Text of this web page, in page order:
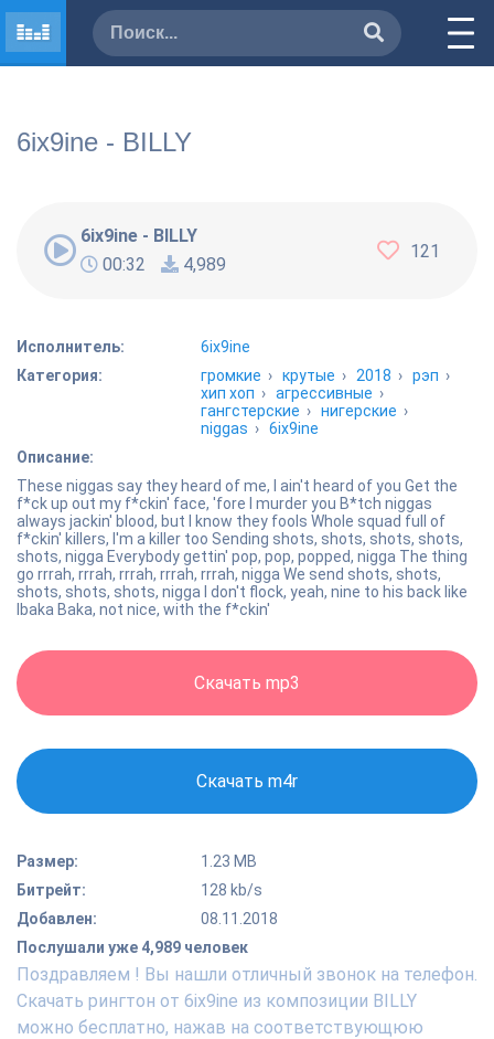
6ix9ine - BILLY
6ix9ine - BILLY
00:32
4,989
121
Исполнитель:
6ix9ine
Категория:
громкие ›крутые › 2018 ›рэп ›
хип хоп ›агрессивные ›
гангстерские ›нигерские ›
niggas ›6ix9ine
Описание:
These niggas say they heard of me, I ain't heard of you Get the
f*ck up out my f*ckin' face, 'fore I murder you B*tch niggas
always jackin' blood, but I know they fools Whole squad full of
f*ckin' killers, I'm a killer too Sending shots, shots, shots, shots,
shots, nigga Everybody gettin' pop, pop, popped, nigga The thing
go rrrah, rrrah, rrrah, rrrah, rrrah, nigga We send shots, shots,
shots, shots, shots, nigga I don't flock, yeah, nine to his back like
Ibaka Baka, not nice, with the f*ckin'
Скачать mp3
Скачать m4r
Размер:
1.23 MB
Битрейт:
128 kb/s
Добавлен:
08.11.2018
Послушали уже 4,989 человек
Поздравляем ! Вы нашли отличный звонок на телефон.
Скачать рингтон от 6ix9ine из композиции BILLY
можно бесплатно, нажав на соответствующюю